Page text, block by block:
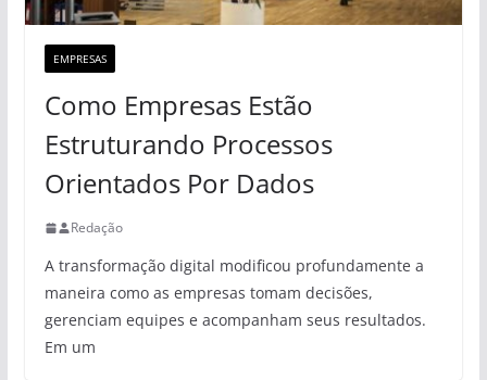
EMPRESAS
Como Empresas Estão
Estruturando Processos
Orientados Por Dados
Redação
A transformação digital modificou profundamente a
maneira como as empresas tomam decisões,
gerenciam equipes e acompanham seus resultados.
Em um